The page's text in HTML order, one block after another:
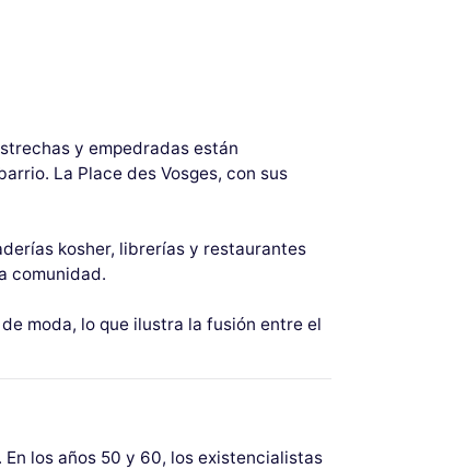
y empedradas están
La Place des Vosges, con sus
kosher, librerías y restaurantes
comunidad.
moda, lo que ilustra la fusión entre el
los años 50 y 60, los existencialistas